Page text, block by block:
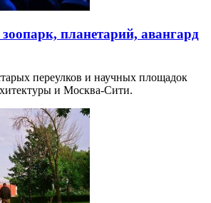
планетарий, авангард
переулков и научных площадок
и Москва-Сити.